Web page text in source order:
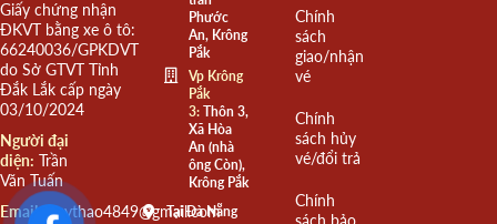
Giấy chứng nhận
ĐKVT bằng xe ô tô:
66240036/GPKDVT
do Sở GTVT Tỉnh
Đắk Lắk cấp ngày
03/10/2024
Người đại
diện: Trần
Văn Tuấn
Email: quythao4849@gmail.com
Phước
An, Krông
Pắk
Vp Krông
Pắk
3:Thôn 3,
Xã Hòa
An (nhà
ông Còn),
Krông Pắk
Tại Đà Nẵng
Chính
sách
giao/nhận
vé
Chính
sách hủy
vé/đổi trả
Chính